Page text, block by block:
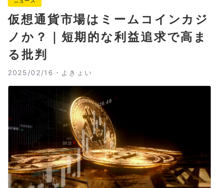
仮想通貨市場はミームコインカジ
ノか？｜短期的な利益追求で高ま
る批判
2025/02/16・ よきょい